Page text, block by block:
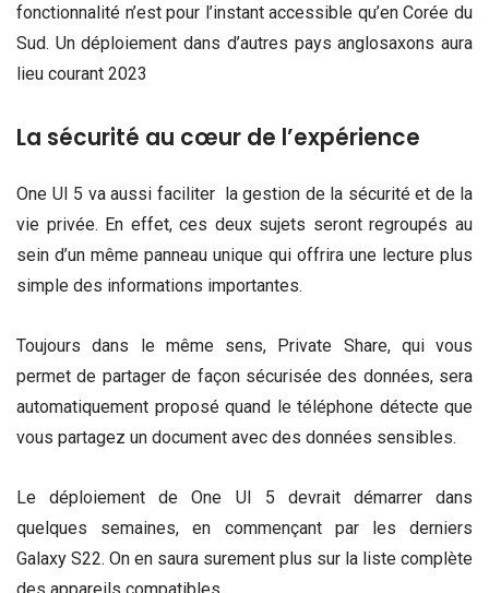
fonctionnalité n’est pour l’instant accessible qu’en Corée du
Sud. Un déploiement dans d’autres pays anglosaxons aura
lieu courant 2023
La sécurité au cœur de l’expérience
One UI 5 va aussi faciliter la gestion de la sécurité et de la
vie privée. En effet, ces deux sujets seront regroupés au
sein d’un même panneau unique qui offrira une lecture plus
simple des informations importantes.
Toujours dans le même sens, Private Share, qui vous
permet de partager de façon sécurisée des données, sera
automatiquement proposé quand le téléphone détecte que
vous partagez un document avec des données sensibles.
Le déploiement de One UI 5 devrait démarrer dans
quelques semaines, en commençant par les derniers
Galaxy S22. On en saura surement plus sur la liste complète